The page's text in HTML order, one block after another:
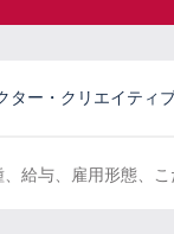
ター・クリエイティ
、給与、雇用形態、こ